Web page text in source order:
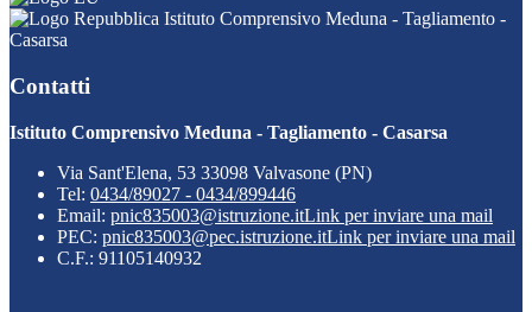
Istituto Comprensivo Meduna - Tagliamento -
Casarsa
Contatti
Istituto Comprensivo Meduna - Tagliamento - Casarsa
Via Sant'Elena, 53 33098 Valvasone (PN)
Tel: 0434/89027 - 0434/899446
Email: pnic835003@istruzione.itLink per inviare una mail
PEC: pnic835003@pec.istruzione.itLink per inviare una mail
C.F.: 91105140932